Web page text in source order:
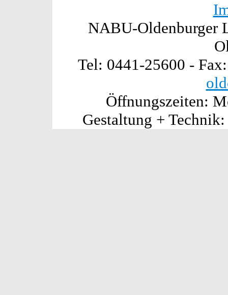
NABU-Oldenburger
Tel: 0441-25600 -
Öffnungszeiten:
Gestaltung +